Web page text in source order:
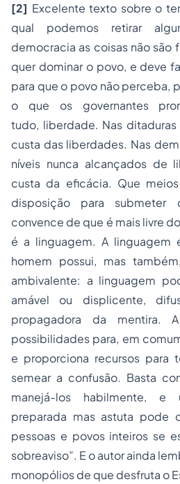
[2] Excelente texto sobre o
qual podemos retirar
democracia as coisas não são
quer dominar o povo, e deve
para que o povo não perceba,
o que os governantes
tudo, liberdade. Nas
custa das liberdades. Nas
níveis nunca alcançados de
custa da eficácia. Que
disposição para submetero
convence de que é maislivre
é a linguagem. A linguagem
homem possui, mas
ambivalente: a linguagem
amável ou displicente,
propagadora da mentira.
possibilidades para, em
e proporciona recursos para
semear a confusão. Basta
manejá-los habilmente, e
preparada mas astuta pode
pessoas e povos inteiros se
sobreaviso”. E o autor ainda
monopólios de que desfruta o